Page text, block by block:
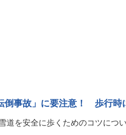
倒事故」に要注意！ 歩行時
道を安全に歩くためのコツにつ